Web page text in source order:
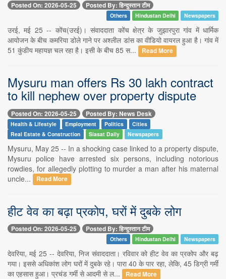
Posted On: 2026-05-25 Posted By: हिन्दुस्तान टीम
Others Hindustan Delhi Newspapers
उरई, मई 25 -- कोंच(उरई)। संवाददाता कोंच क्षेत्र के जुझारपुरा गांव में धार्मिक
आयोजन के बीच कमरिया डोले गाने पर अश्लील डांस का वीडियो वायरल हुआ है। गांव में
51 कुंडीय महायज्ञ चल रहा है। इसी के बीच 85 स...
Read More
Mysuru man offers Rs 30 lakh contract
to kill nephew over property dispute
Posted On: 2026-05-25 Posted By: News Desk
Health & Lifestyle Employment Politics
Cities
Real Estate & Construction
Siasat Daily Newspapers
Mysuru, May 25 -- In a shocking case linked to a property dispute,
Mysuru police have arrested six persons, including notorious
rowdies, for allegedly plotting to murder a man after his maternal
uncle...
Read More
हीट वेव का बढ़ा प्रकोप, घरों में दुबके लोग
Posted On: 2026-05-25 Posted By: हिन्दुस्तान टीम
Others Hindustan Delhi Newspapers
देवरिया, मई 25 -- देवरिया, निज संवाददाता। रविवार को हीट वेव का प्रकोप और बढ़
गया। इससे अधिकांश लोग घरों में दुबके रहे। पारा 40 के पार रहा, लेकि, 45 डिग्री गर्मी
का एहसास हुआ। प्रचंड गर्मी से आदमी से ल...
Read More